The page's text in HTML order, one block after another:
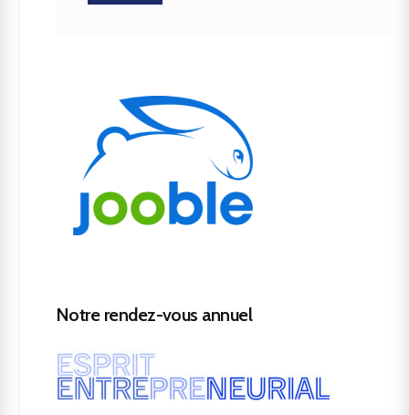
Notre rendez-vous annuel